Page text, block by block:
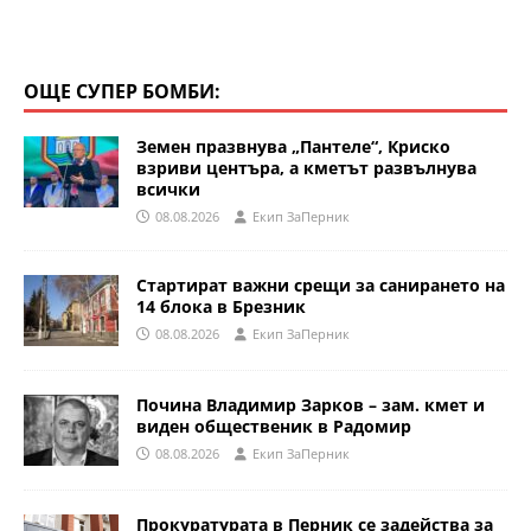
ОЩЕ СУПЕР БОМБИ:
Земен празвнува „Пантеле“, Криско
взриви центъра, а кметът развълнува
всички
08.08.2026 Eкип ЗаПерник
Стартират важни срещи за санирането на
14 блока в Брезник
08.08.2026 Eкип ЗаПерник
Почина Владимир Зарков – зам. кмет и
виден общественик в Радомир
08.08.2026 Eкип ЗаПерник
Прокуратурата в Перник се задейства за